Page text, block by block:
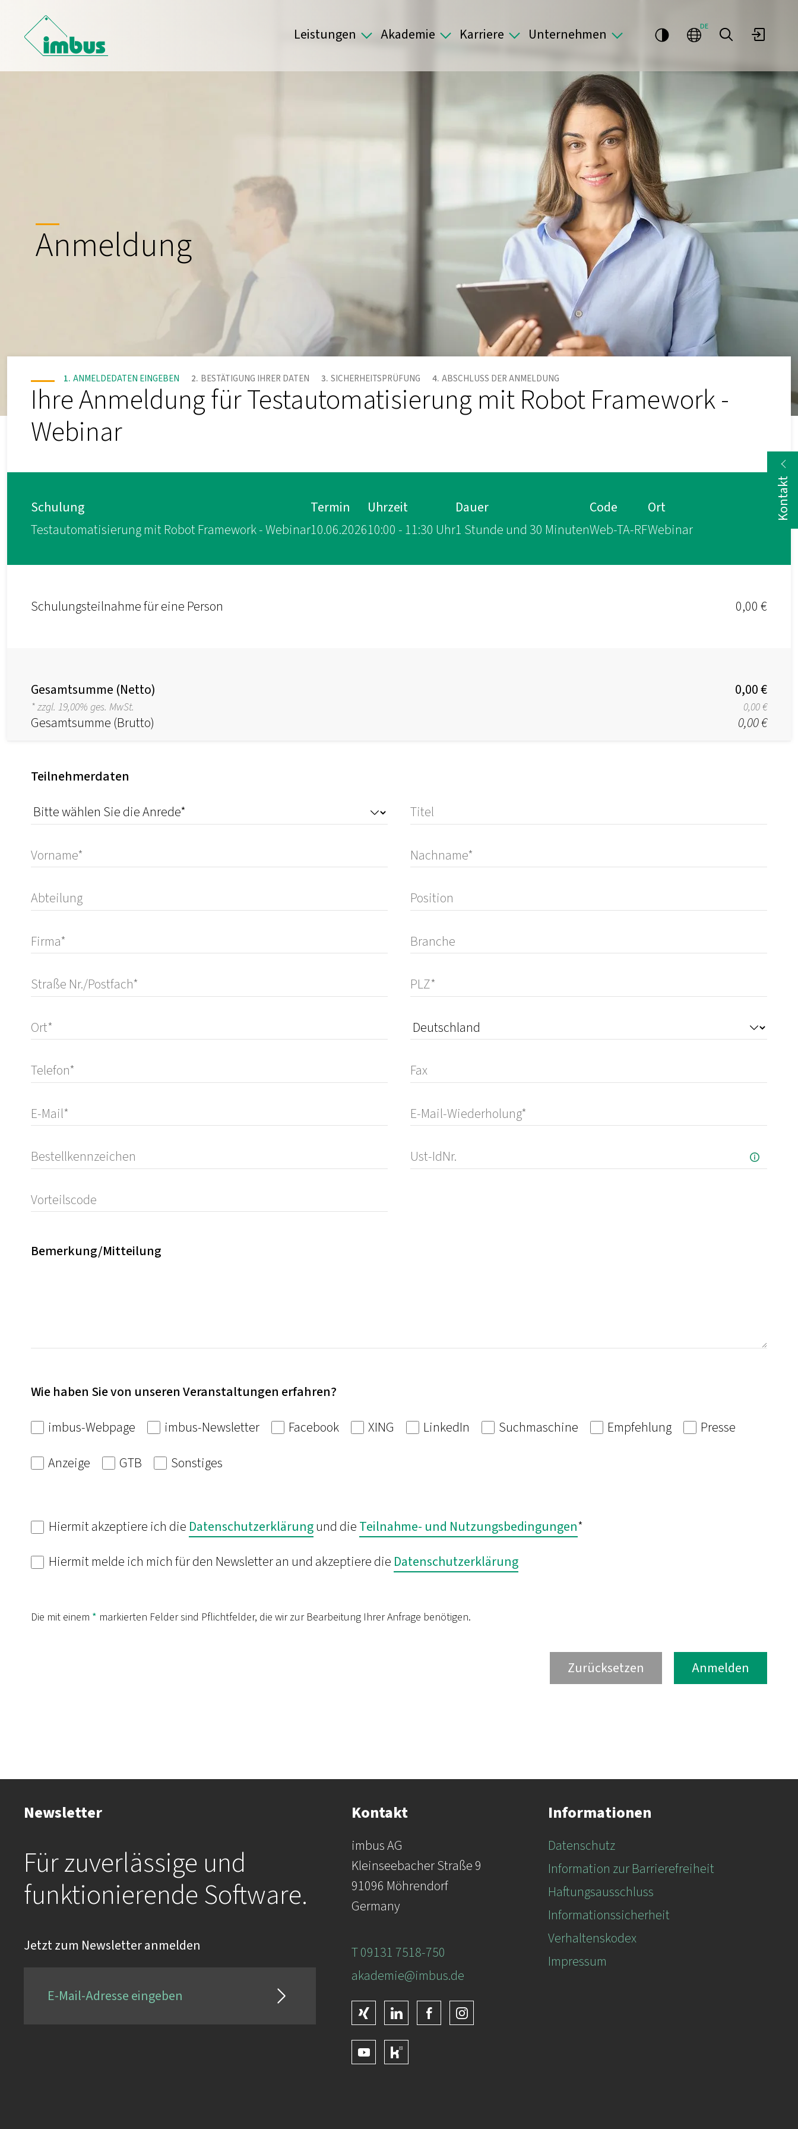
Leistungen Akademie Karriere Unternehmen DE
Anmeldung
ANMELDEDATEN EINGEBEN BESTÄTIGUNG IHRER DATEN SICHERHEITSPRÜFUNG ABSCHLUSS DER ANMELDUNG
Ihre Anmeldung für Testautomatisierung mit Robot Framework -
Webinar
Schulung
Testautomatisierung mit Robot Framework - Webinar
Termin
10.06.2026
Uhrzeit
10:00 - 11:30 Uhr
Dauer
1 Stunde und 30 Minuten
Code
Web-TA-RF
Ort
Webinar
Schulungsteilnahme für eine Person 0,00 €
Gesamtsumme (Netto)
* zzgl. 19,00% ges. MwSt.
Gesamtsumme (Brutto)
0,00 €
0,00 €
0,00 €
Teilnehmerdaten
Bemerkung/Mitteilung
Wie haben Sie von unseren Veranstaltungen erfahren?
imbus-Webpage
imbus-Newsletter Facebook XING LinkedIn Suchmaschine Empfehlung
Presse
Anzeige
GTB Sonstiges
Hiermit akzeptiere ich die Datenschutzerklärungund dieTeilnahme- und Nutzungsbedingungen*
Hiermit melde ich mich für den Newsletter an und akzeptiere die Datenschutzerklärung
Die mit einem * markierten Felder sind Pflichtfelder, die wir zur Bearbeitung Ihrer Anfrage benötigen.
Kontakt
Newsletter
Für zuverlässige und
funktionierende Software.
Jetzt zum Newsletter anmelden
Kontakt
imbus AG
Kleinseebacher Straße 9
91096 Möhrendorf
Germany
T 09131 7518-750
akademie@imbus.de
Informationen
Datenschutz
Information zur Barrierefreiheit
Haftungsausschluss
Informationssicherheit
Verhaltenskodex
Impressum